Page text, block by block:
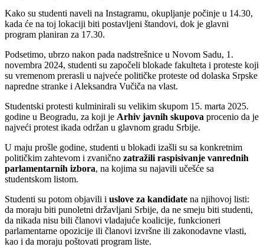
Kako su studenti naveli na Instagramu, okupljanje počinje u 14.30,
kada će na toj lokaciji biti postavljeni štandovi, dok je glavni
program planiran za 17.30.
Podsetimo, ubrzo nakon pada nadstrešnice u Novom Sadu, 1.
novembra 2024, studenti su započeli blokade fakulteta i proteste koji
su vremenom prerasli u najveće političke proteste od dolaska Srpske
napredne stranke i Aleksandra Vučiča na vlast.
Studentski protesti kulminirali su velikim skupom 15. marta 2025.
godine u Beogradu, za koji je Arhiv javnih skupova procenio da je
najveći protest ikada održan u glavnom gradu Srbije.
U maju prošle godine, studenti u blokadi izašli su sa konkretnim
političkim zahtevom i zvanično zatražili raspisivanje vanrednih
parlamentarnih izbora, na kojima su najavili učešće sa
studentskom listom.
Studenti su potom objavili i uslove za kandidate na njihovoj listi:
da moraju biti punoletni državljani Srbije, da ne smeju biti studenti,
da nikada nisu bili članovi vladajuće koalicije, funkcioneri
parlamentarne opozicije ili članovi izvršne ili zakonodavne vlasti,
kao i da moraju poštovati program liste.